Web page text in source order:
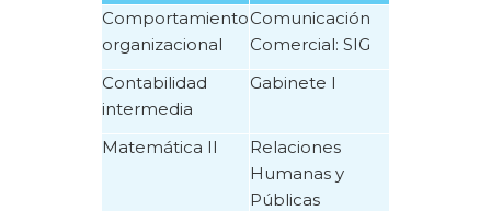
Comportamiento
organizacional
Comunicación
Comercial: SIG
Contabilidad
intermedia
Gabinete I
Matemática II
Relaciones
Humanas y
Públicas